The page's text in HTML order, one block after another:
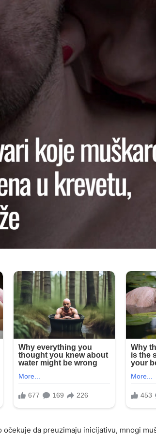
očekuje da preuzimaju inicijativu, mnogi